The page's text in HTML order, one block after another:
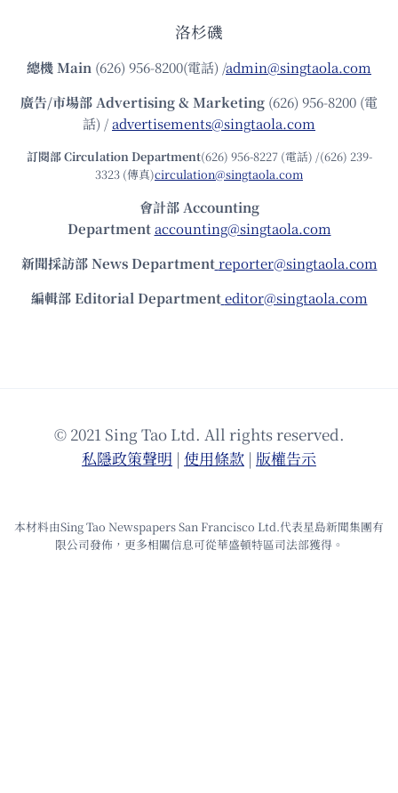
洛杉磯
總機Main (626) 956-8200(電話) /admin@singtaola.com
廣告/市場部Advertising & Marketing (626) 956-8200 (電
話) /advertisements@singtaola.com
訂閱部 Circulation Department(626) 956-8227 (電話) /(626) 239-
3323 (傳真)circulation@singtaola.com
會計部 Accounting
Department accounting@singtaola.com
新聞採訪部 News Department reporter@singtaola.com
編輯部 Editorial Department editor@singtaola.com
© 2021 Sing Tao Ltd. All rights reserved.
私隱政策聲明 | 使⽤條款 | 版權告⽰
本材料由Sing Tao Newspapers San Francisco Ltd.代表星島新聞集團有
限公司發佈，更多相關信息可從華盛頓特區司法部獲得。